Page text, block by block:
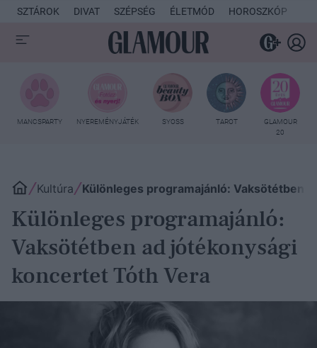
SZTÁROK DIVAT SZÉPSÉG ÉLETMÓD HOROSZKÓP
MANCSPARTY NYEREMÉNYJÁTÉK SYOSS TAROT
GLAMOUR
20
Kultúra Különleges programajánló: Vaksötétben
Különleges programajánló:
Vaksötétben ad jótékonysági
koncertet Tóth Vera